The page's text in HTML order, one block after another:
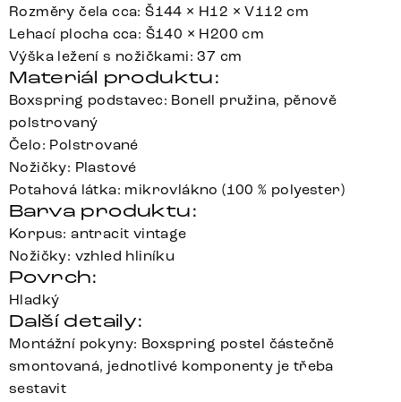
Rozměry čela cca: Š144 × H12 × V112 cm
Lehací plocha cca: Š140 × H200 cm
Výška ležení s nožičkami: 37 cm
Materiál produktu:
Boxspring podstavec: Bonell pružina, pěnově
polstrovaný
Čelo: Polstrované
Nožičky: Plastové
Potahová látka: mikrovlákno (100 % polyester)
Barva produktu:
Korpus: antracit vintage
Nožičky: vzhled hliníku
Povrch:
Hladký
Další detaily:
Montážní pokyny: Boxspring postel částečně
smontovaná, jednotlivé komponenty je třeba
sestavit